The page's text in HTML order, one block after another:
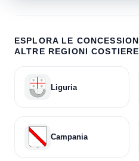
ESPLORA LE
ALTRE REGIONI COSTIERE
Liguria
Campania